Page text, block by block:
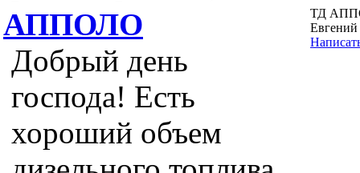
АППОЛО
Добрый день
господа! Есть
хороший объем
ТД
Евгений